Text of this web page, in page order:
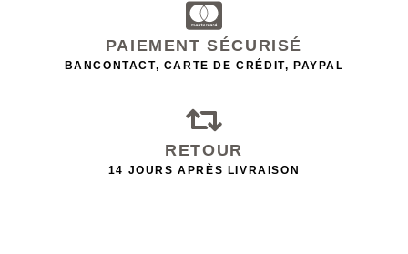
PAIEMENT SÉCURISÉ
BANCONTACT, CARTE DE CRÉDIT, PAYPAL
RETOUR
14 JOURS APRÈS LIVRAISON